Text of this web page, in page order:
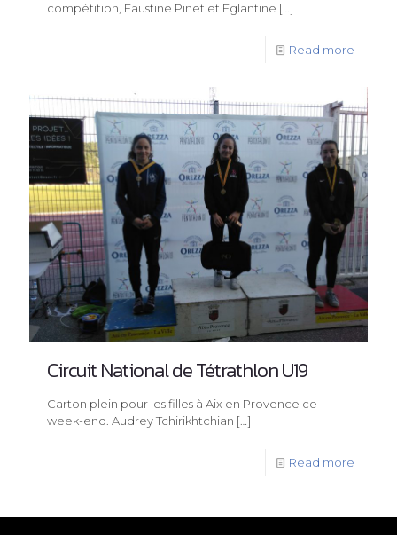
compétition, Faustine Pinet et Eglantine […]
Read more
Circuit National de Tétrathlon U19
Carton plein pour les filles à Aix en Provence ce
week-end. Audrey Tchirikhtchian […]
Read more